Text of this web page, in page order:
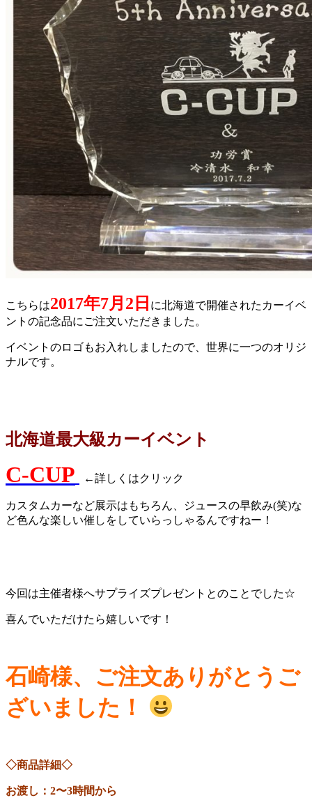
こちらは2017年7月2日 に北海道で開催されたカーイベ
ントの記念品にご注文いただきました。
イベントのロゴもお入れしましたので、世界に一つのオリジ
ナルです。
北海道最大級カーイベント
C-CUP ←詳しくはクリック
カスタムカーなど展示はもちろん、ジュースの早飲み(笑)な
ど色んな楽しい催しをしていらっしゃるんですねー！
今回は主催者様へサプライズプレゼントとのことでした☆
喜んでいただけたら嬉しいです！
石崎様、ご注文ありがとうご
ざいました！
◇商品詳細◇
お渡し：2〜3時間から